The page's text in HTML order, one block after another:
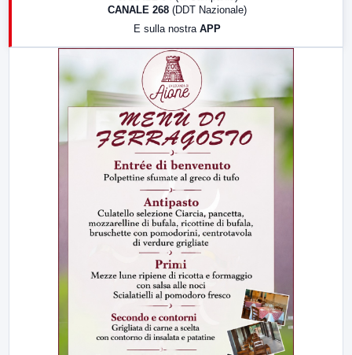
CANALE 268 (DDT Nazionale)
E sulla nostra APP